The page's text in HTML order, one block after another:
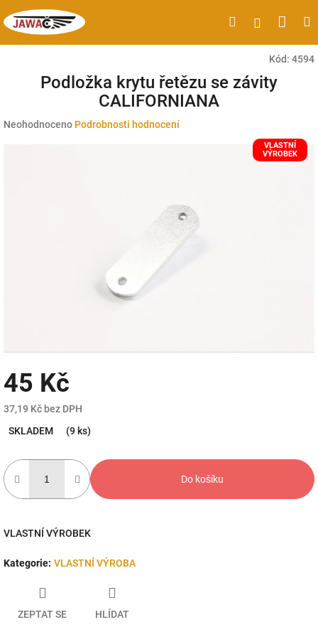
na
obsah
HledatPřihlášení
Kód: 4594
Podložka krytu řetězu se závity
CALIFORNIANA
Průměrné
Neohodnoceno Podrobnosti hodnocení
VLASTNÍ
VÝROBEK
45 Kč
37,19 Kč bez DPH
cena:
SKLADEM (9 ks)
Do košíku
VLASTNÍ VÝROBEK
Kategorie: VLASTNÍ VÝROBA
ZEPTAT SE HLÍDAT